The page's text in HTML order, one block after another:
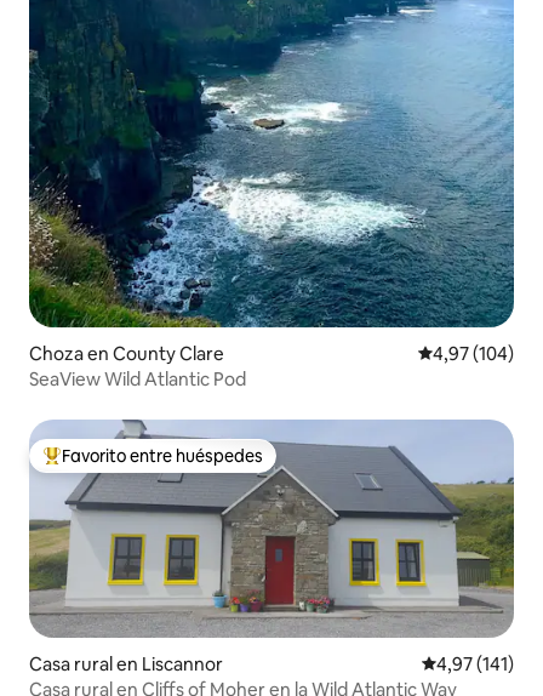
Choza en County Clare Calificación
4,97 (104)
SeaView Wild Atlantic Pod
Favorito entre los huéspedes más destacados
Favorito entre huéspedes
Casa rural en Liscannor Calificación
4,97 (141)
Casa rural en Cliffs of Moher en la Wild Atlantic Way